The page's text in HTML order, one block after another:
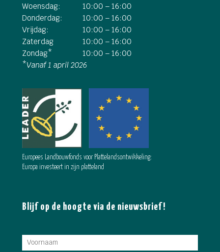
Woensdag:
10:00 – 16:00
Donderdag:
10:00 – 16:00
Vrijdag:
10:00 – 16:00
Zaterdag
10:00 – 16:00
Zondag*
10:00 – 16:00
*Vanaf 1 april 2026
Europees Landbouwfonds voor Plattelandsontwikkeling:
Europa investeert in zijn platteland
Blijf op de hoogte via de nieuwsbrief!